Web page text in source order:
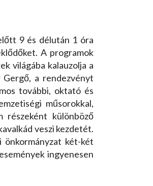
9 és délután 1 óra
A programok
világába kalauzolja a
a rendezvényt
további, oktató és
műsorokkal,
részeként különböző
veszi kezdetét.
két-két
ingyenesen